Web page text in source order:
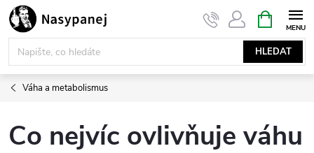
Přejít
na
obsah
HLEDAT
NÁKUPNÍ
KOŠÍK
Váha a metabolismus
Co nejvíc ovlivňuje váhu